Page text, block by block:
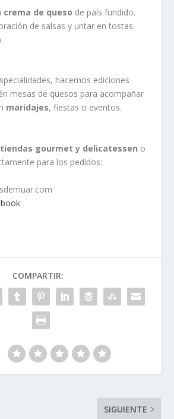
crema de queso de país fundido.
de salsas y untar en tostas.
hacemos ediciones
mesas de quesos para acompañar
maridajes, fiestas o eventos.
tiendas gourmet y delicatessen o
para los pedidos:
COMPARTIR:
SIGUIENTE